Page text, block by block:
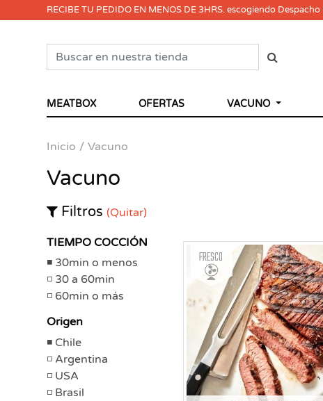
RECIBE TU PEDIDO EN MENOS DE 3HRS. escogiendo Despacho
MEATBOX OFERTAS VACUNO
Inicio Vacuno
Vacuno
Filtros (Quitar)
TIEMPO COCCIÓN
30min o menos
30 a 60min
60min o más
Origen
Chile
Argentina
USA
Brasil
Fresco